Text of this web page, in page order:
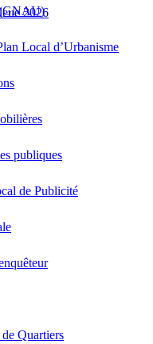
Local d’Urbanisme
publiques
de Publicité
Quartiers
2026